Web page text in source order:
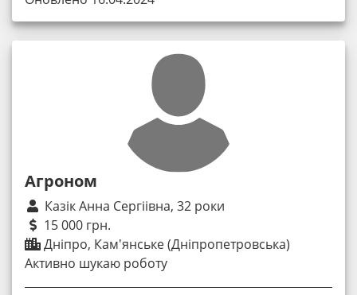
Агроном
Казік Анна Сергіівна, 32 роки
15 000 грн.
Дніпро, Кам'янське (Дніпропетровська)
Активно шукаю роботу